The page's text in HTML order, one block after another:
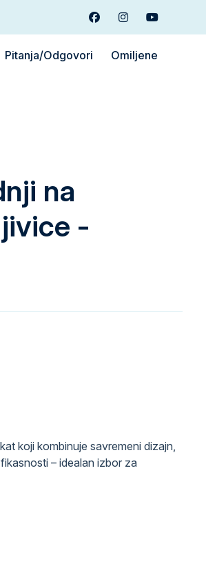
FacebookInstagramYoutube
Pitanja/Odgovori Omiljene
na
-
koji kombinuje savremeni dizajn,
– idealan izbor za